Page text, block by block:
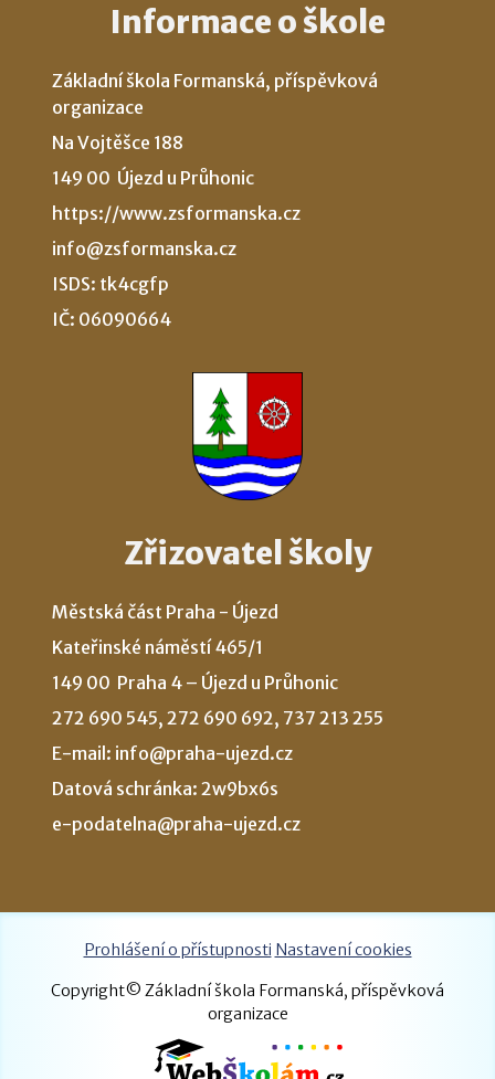
Informace o škole
Základní škola Formanská, příspěvková
organizace
Na Vojtěšce 188
149 00 Újezd u Průhonic
https://www.zsformanska.cz
info@zsformanska.cz
ISDS: tk4cgfp
IČ: 06090664
Zřizovatel školy
Městská část Praha - Újezd
Kateřinské náměstí 465/1
149 00 Praha 4 – Újezd u Průhonic
272 690 545, 272 690 692, 737 213 255
E-mail: info@praha-ujezd.cz
Datová schránka: 2w9bx6s
e-podatelna@praha-ujezd.cz
Prohlášení o přístupnosti Nastavení cookies
Copyright© Základní škola Formanská, příspěvková
organizace